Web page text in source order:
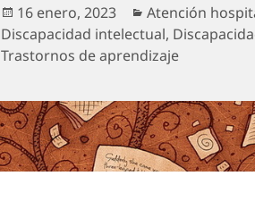
Publicado
el
16 enero, 2023 Categorías
Atención
Discapacidad intelectual,
Trastornos de aprendizaje